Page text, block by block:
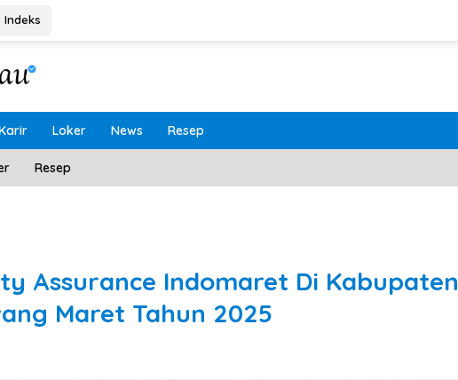
Indeks
Loker News Resep
Resep
Assurance Indomaret Di Kabupaten
Maret Tahun 2025